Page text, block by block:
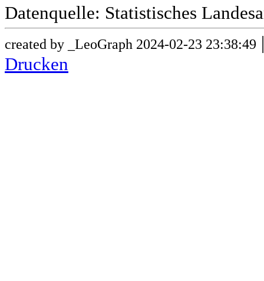
Datenquelle: Statistisches
created by _LeoGraph 2024-02-23 23:38:49
Drucken